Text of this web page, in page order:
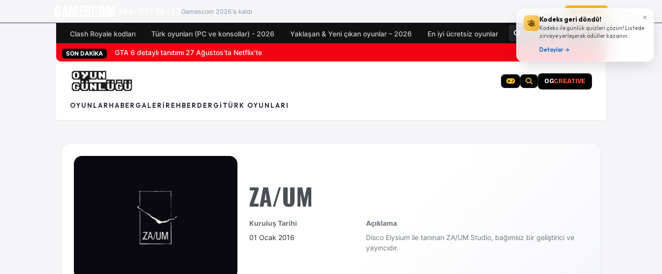
×
Kodeks geri döndü!
Kodeks ile günlük quizleri çözün! Listede
zirveye yerleşerek ödüller kazanın.
Detaylar →
Gamescom 2026'a kaldı
Clash Royale kodları Türk oyunları (PC ve konsollar) - 2026 Yaklaşan & Yeni çıkan oyunlar – 2026 En iyi ücretsiz oyunlar Giriş Yap
SON DAKİKA GTA 6 detaylı tanıtımı 27 Ağustos'ta Netflix'te
OGCREATIVE
OYUNLAR HABER GALERI REHBER DERGI TÜRK OYUNLARI
ZA/UM
Kuruluş Tarihi
01 Ocak 2016
Açıklama
Disco Elysium ile tanınan ZA/UM Studio, bağımsız bir geliştirici ve
yayıncıdır.